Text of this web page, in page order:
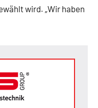
wird. „Wir haben